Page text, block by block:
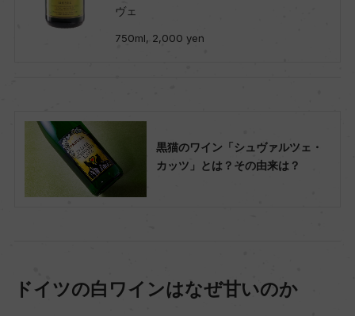
ヴェ
750ml, 2,000 yen
黒猫のワイン「シュヴァルツェ・
カッツ」とは？その由来は？
ドイツの白ワインはなぜ甘いのか